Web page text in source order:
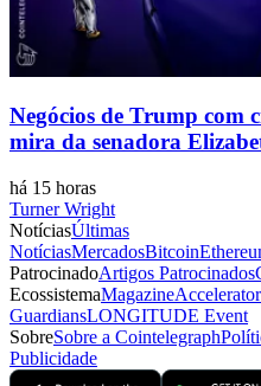
Negócios de Trump com
mira da senadora
há 15 horas
Turner Wright
NotíciasÚltimas
NotíciasMercadosBitcoin
PatrocinadoArtigos Patrocinados
EcossistemaMagazineAccelerator
GuardiansLONGITUDE Event
SobreSobre a Cointelegraph
Publicidade